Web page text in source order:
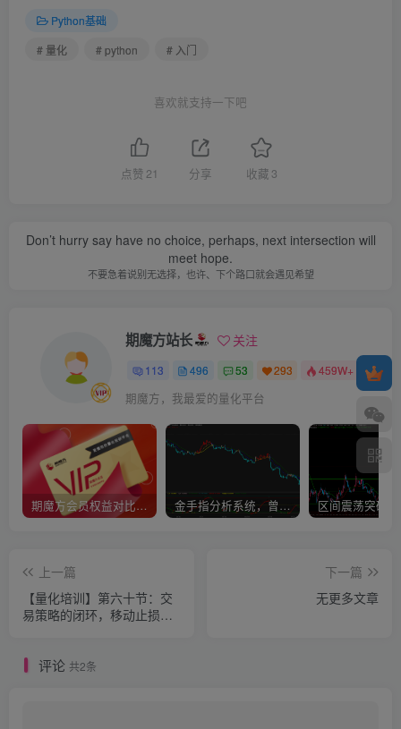
Python基础
# 量化
# python # 入门
喜欢就支持一下吧
点赞 21 分享 收藏 3
Don’t hurry say have no choice, perhaps, next intersection will
meet hope.
不要急着说别无选择，也许、下个路口就会遇见希望
期魔方站长 关注
113 496 53 293 459W+
期魔方，我最爱的量化平台
期魔方会员权益对比，总有一项适合您！ 金手指分析系统，曾经市场价39800
上一篇
【量化培训】第六十节：交
易策略的闭环，移动止损与
下一篇
无更多文章
评论 共2条